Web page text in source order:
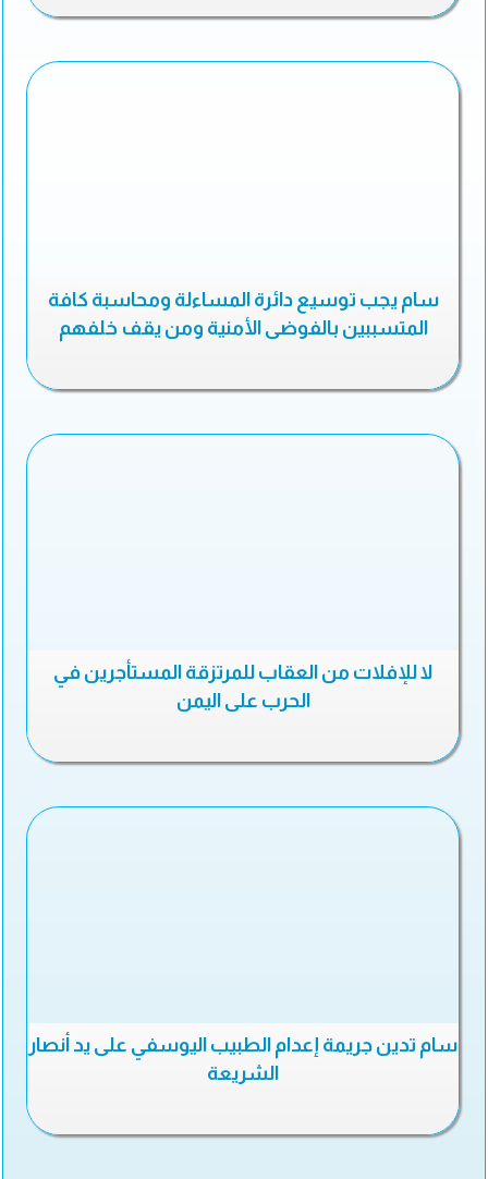
سام يجب توسيع دائرة المساءلة ومحاسبة كافة
المتسببين بالفوضى الأمنية ومن يقف خلفهم
لا للإفلات من العقاب للمرتزقة المستأجرين في
الحرب على اليمن
سام تدين جريمة إعدام الطبيب اليوسفي على يد أنصار
الشريعة